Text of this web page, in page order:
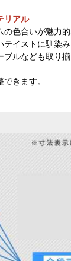
リアル
の色合いが魅力
イストに馴染み
ルなども取り
きます。